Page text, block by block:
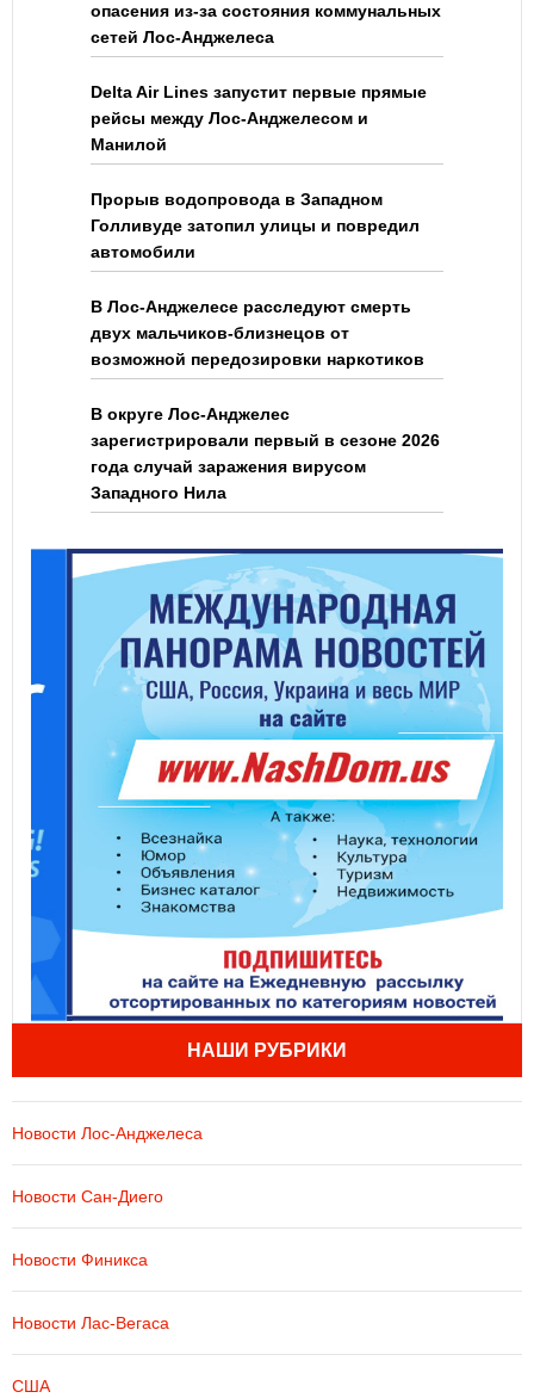
опасения из-за состояния коммунальных
сетей Лос-Анджелеса
Delta Air Lines запустит первые прямые
рейсы между Лос-Анджелесом и
Манилой
Прорыв водопровода в Западном
Голливуде затопил улицы и повредил
автомобили
В Лос-Анджелесе расследуют смерть
двух мальчиков-близнецов от
возможной передозировки наркотиков
В округе Лос-Анджелес
зарегистрировали первый в сезоне 2026
года случай заражения вирусом
Западного Нила
НАШИ РУБРИКИ
Новости Лос-Анджелеса
Новости Сан-Диего
Новости Финикса
Новости Лас-Вегаса
США